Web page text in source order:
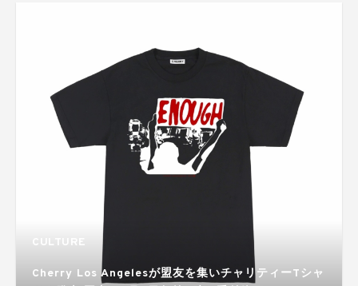
CULTURE
Cherry Los Angelesが盟友を集いチャリティーTシャ